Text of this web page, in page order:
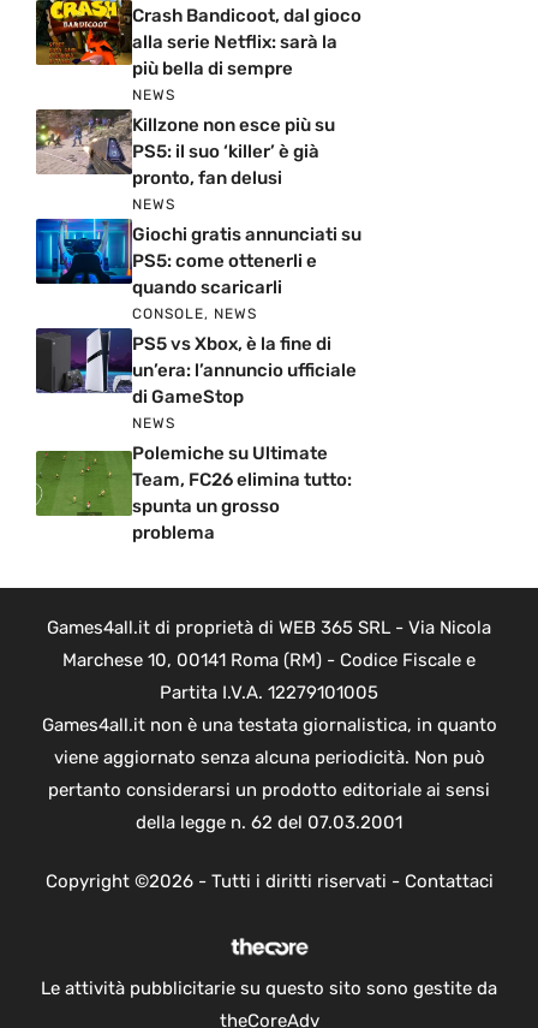
Crash Bandicoot, dal gioco
alla serie Netflix: sarà la
più bella di sempre
NEWS
Killzone non esce più su
PS5: il suo ‘killer’ è già
pronto, fan delusi
NEWS
Giochi gratis annunciati su
PS5: come ottenerli e
quando scaricarli
CONSOLE, NEWS
PS5 vs Xbox, è la fine di
un’era: l’annuncio ufficiale
di GameStop
NEWS
Polemiche su Ultimate
Team, FC26 elimina tutto:
spunta un grosso
problema
Games4all.it di proprietà di WEB 365 SRL - Via Nicola
Marchese 10, 00141 Roma (RM) - Codice Fiscale e
Partita I.V.A. 12279101005
Games4all.it non è una testata giornalistica, in quanto
viene aggiornato senza alcuna periodicità. Non può
pertanto considerarsi un prodotto editoriale ai sensi
della legge n. 62 del 07.03.2001
Copyright ©2026 - Tutti i diritti riservati - Contattaci
Le attività pubblicitarie su questo sito sono gestite da
theCoreAdv